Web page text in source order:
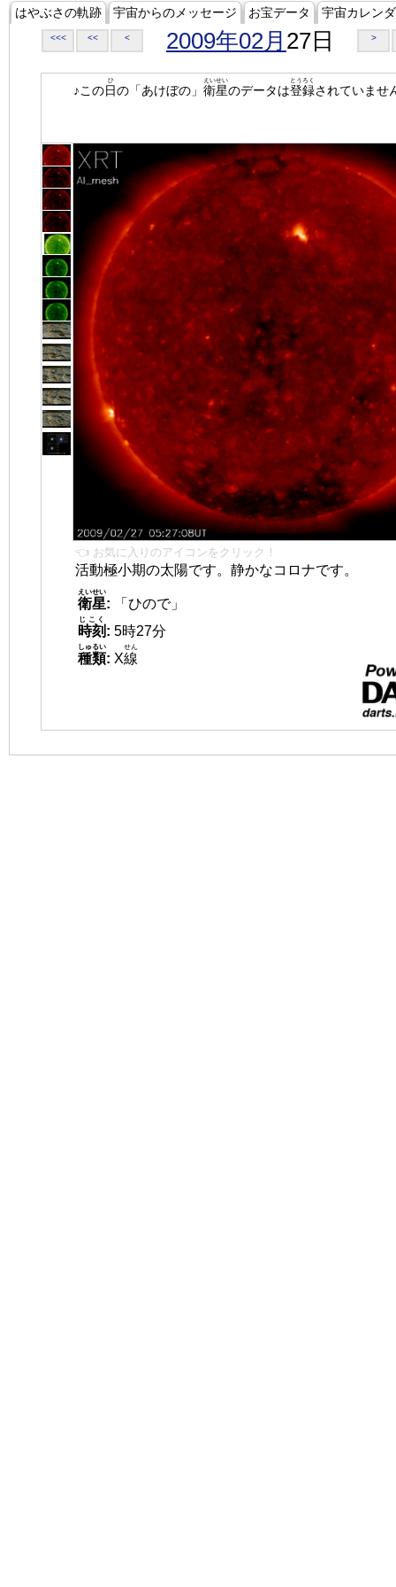
はやぶさの軌跡 宇宙からのメッセージ お宝データ 宇宙カレン
<<< << < 2009年02月 27日 >
♪この日
ひ
の「あけぼの」 衛星
えいせい
のデータは登録
とうろく
されていませ
👈 お気に入りのアイコンをクリック！
活動極小期の太陽です。静かなコロナです。
衛星
えいせい
:
「ひので」
時刻
じこく
: 5時27分
種類
しゅるい
: X線
せん